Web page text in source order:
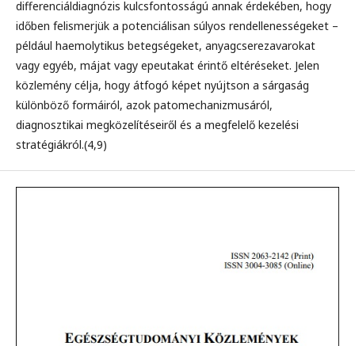
differenciáldiagnózis kulcsfontosságú annak érdekében, hogy
időben felismerjük a potenciálisan súlyos rendellenességeket –
például haemolytikus betegségeket, anyagcserezavarokat
vagy egyéb, májat vagy epeutakat érintő eltéréseket. Jelen
közlemény célja, hogy átfogó képet nyújtson a sárgaság
különböző formáiról, azok patomechanizmusáról,
diagnosztikai megközelítéseiről és a megfelelő kezelési
stratégiákról.(4,9)